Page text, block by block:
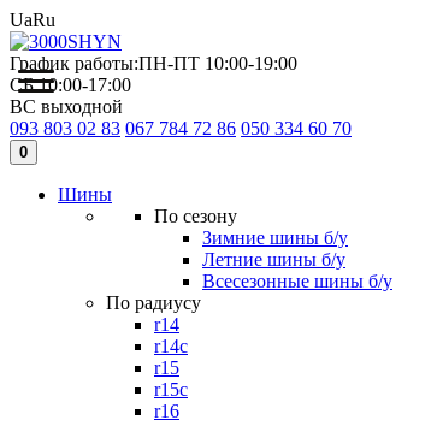
UaRu
График работы:ПН-ПТ 10:00-19:00
СБ 10:00-17:00
ВС выходной
093 803 02 83 067 784 72 86 050 334 60 70
0
Шины
По сезону
Зимние шины б/у
Летние шины б/у
Всесезонные шины б/у
По радиусу
r14
r14c
r15
r15c
r16